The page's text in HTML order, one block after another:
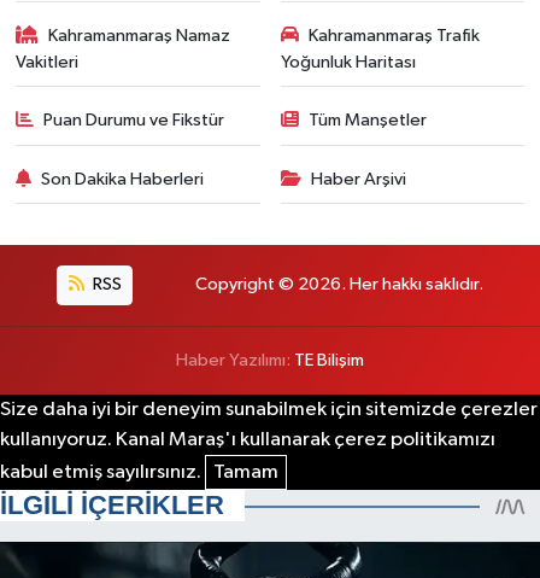
Kahramanmaraş Namaz
Vakitleri
Kahramanmaraş Trafik
Yoğunluk Haritası
Puan Durumu ve Fikstür Tüm Manşetler
Son Dakika Haberleri Haber Arşivi
RSS Copyright © 2026. Her hakkı saklıdır.
Haber Yazılımı: TE Bilişim
Size daha iyi bir deneyim sunabilmek için sitemizde çerezler
kullanıyoruz. Kanal Maraş'ı kullanarak çerez politikamızı
kabul etmiş sayılırsınız.
Tamam